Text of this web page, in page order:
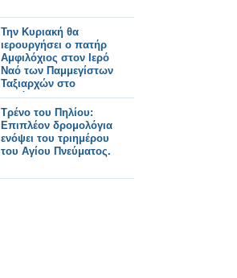
Την Κυριακή θα
ιερουργήσει ο πατήρ
Αμφιλόχιος στον Ιερό
Ναό των Παμμεγίστων
Ταξιαρχών στο
Αγράμπελο.. .
Τρένο του Πηλίου:
Επιπλέον δρομολόγια
ενόψει του τριημέρου
του Αγίου Πνεύματος.